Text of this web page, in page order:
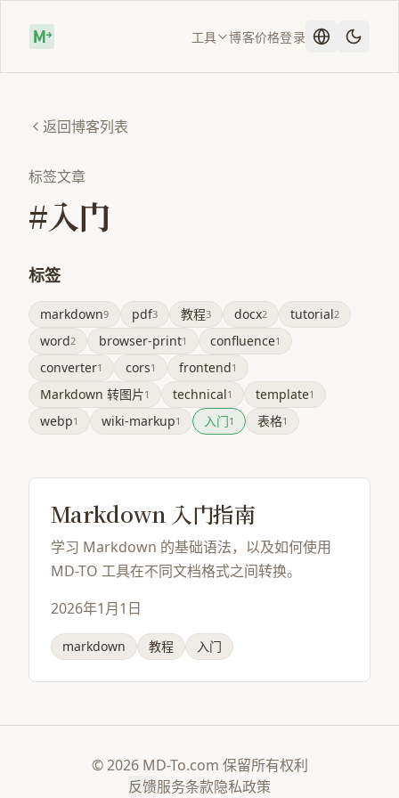
工具 博客价格登录
返回博客列表
标签文章
#入门
标签
markdown9 pdf3 教程3 docx2 tutorial2
word2 browser-print1 confluence1
converter1 cors1 frontend1
Markdown 转图片1 technical1 template1
webp1 wiki-markup1 入门1 表格1
Markdown 入门指南
学习 Markdown 的基础语法，以及如何使用
MD-TO 工具在不同文档格式之间转换。
2026年1月1日
markdown 教程 入门
© 2026 MD-To.com 保留所有权利
反馈服务条款隐私政策